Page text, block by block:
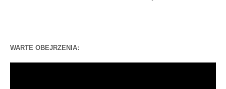
WARTE OBEJRZENIA: